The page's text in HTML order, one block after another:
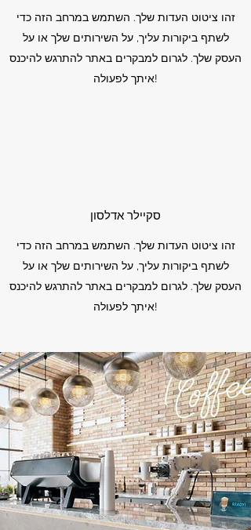
זהו ציטוט העדות שלך. השתמש במרחב הזה כדי
לשתף ביקורות עליך, על השירותים שלך או על
העסק שלך. לגרום למבקרים באתר להתרגש להיכנס
איתך לפעולה!
סקיילר אדלסון
זהו ציטוט העדות שלך. השתמש במרחב הזה כדי
לשתף ביקורות עליך, על השירותים שלך או על
העסק שלך. לגרום למבקרים באתר להתרגש להיכנס
איתך לפעולה!